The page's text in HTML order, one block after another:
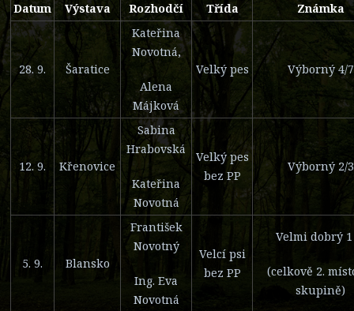
Datum Výstava Rozhodčí Třída Známka
28. 9. Šaratice
Kateřina
Novotná,
Alena
Májková
Velký pes Výborný 4/7
12. 9. Křenovice
Sabina
Hrabovská
Kateřina
Novotná
Velký pes
bez PP
Výborný 2/3
5. 9. Blansko
František
Novotný
Ing. Eva
Novotná
Velcí psi
bez PP
Velmi dobrý 1
(celkově 2.
skupině)